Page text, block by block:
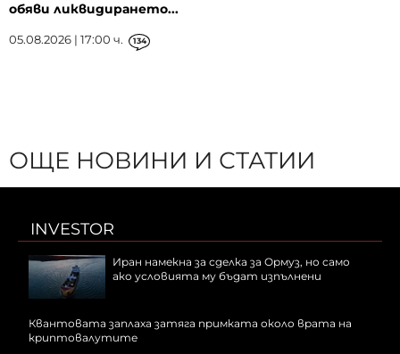
обяви ликвидирането...
05.08.2026 | 17:00 ч. 134
ОЩЕ НОВИНИ И СТАТИИ
INVESTOR
Иран намекна за сделка за Ормуз, но само
ако условията му бъдат изпълнени
Квантовата заплаха затяга примката около врата на
криптовалутите